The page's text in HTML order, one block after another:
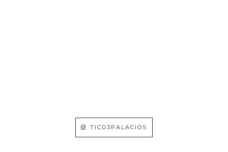
TICO3PALACIOS